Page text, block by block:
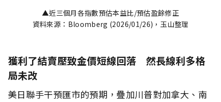
▲近三個月各指數預估本益比/預估盈餘修正
資料來源：Bloomberg (2026/01/26)，玉山整理
獲利了結賣壓致金價短線回落 然長線利多格
局未改
美日聯手干預匯市的預期，疊加川普對加拿大、南